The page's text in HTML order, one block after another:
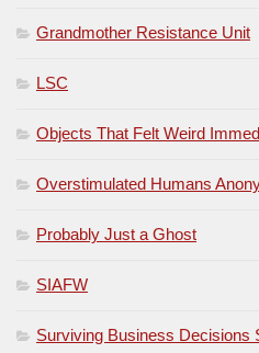
Grandmother Resistance Unit
LSC
Objects That Felt Weird
Overstimulated Humans
Probably Just a Ghost
SIAFW
Surviving Business Decisions